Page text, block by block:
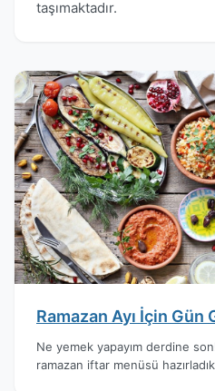
taşımaktadır.
Ramazan Ayı İçin
Ne yemek yapayım derdine
ramazan iftar menüsü